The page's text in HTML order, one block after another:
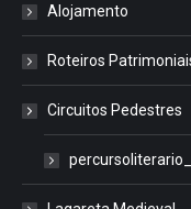
Alojamento
Roteiros
Circuitos Pedestres